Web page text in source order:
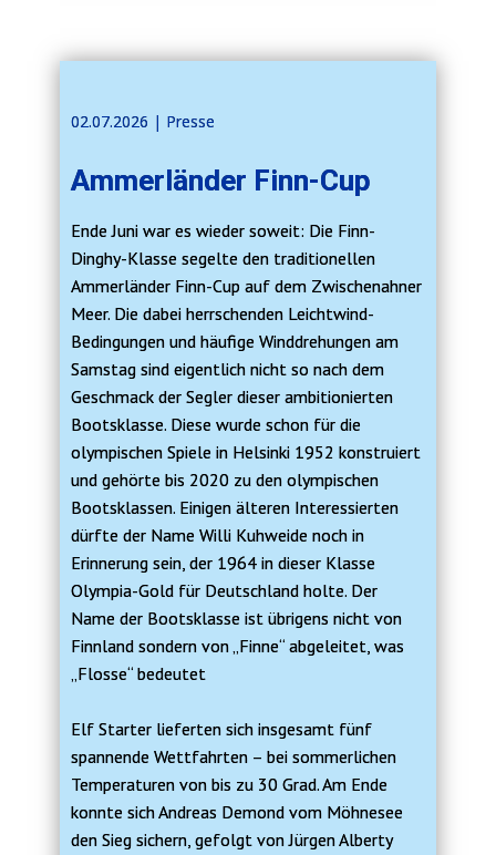
02.07.2026 | ​​Presse
Ammerländer Finn-Cup
Ende Juni war es wieder soweit: Die Finn-
Dinghy-Klasse segelte den traditionellen
Ammerländer Finn-Cup auf dem Zwischenahner
Meer. Die dabei herrschenden Leichtwind-
Bedingungen und häufige Winddrehungen am
Samstag sind eigentlich nicht so nach dem
Geschmack der Segler dieser ambitionierten
Bootsklasse. Diese wurde schon für die
olympischen Spiele in Helsinki 1952 konstruiert
und gehörte bis 2020 zu den olympischen
Bootsklassen. Einigen älteren Interessierten
dürfte der Name Willi Kuhweide noch in
Erinnerung sein, der 1964 in dieser Klasse
Olympia-Gold für Deutschland holte. Der
Name der Bootsklasse ist übrigens nicht von
Finnland sondern von „Finne“ abgeleitet, was
„Flosse“ bedeutet
Elf Starter lieferten sich insgesamt fünf
spannende Wettfahrten – bei sommerlichen
Temperaturen von bis zu 30 Grad. Am Ende
konnte sich Andreas Demond vom Möhnesee
den Sieg sichern, gefolgt von Jürgen Alberty